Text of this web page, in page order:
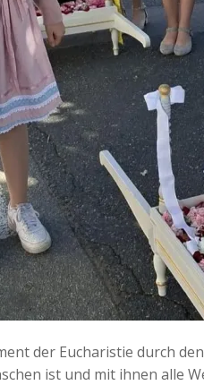
der Eucharistie durch
ist und mit ihnen alle